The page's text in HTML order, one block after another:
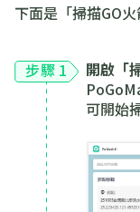
下面是「掃描GO
步驟 1 開啟「
可開始